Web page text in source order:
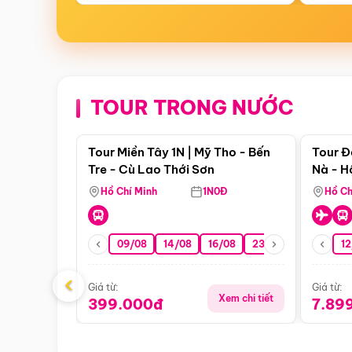
TOUR TRONG NƯỚC
Điểm nổi bật
Tour Miền Tây 1N | Mỹ Tho - Bến
Tre - Cù Lao Thới Sơn
Hồ Chí Minh 1N0Đ
09/08 14/08 16/08 23/08 30/08
Giá từ:
399.000đ Xem chi tiết
Tour
Nà -
Nha
Hồ
Giá từ:
‹